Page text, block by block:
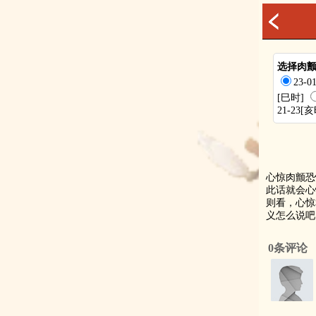
选择肉
23-
[巳时]
21-23[
心惊肉颤
此话就会
则看，心
义怎么说